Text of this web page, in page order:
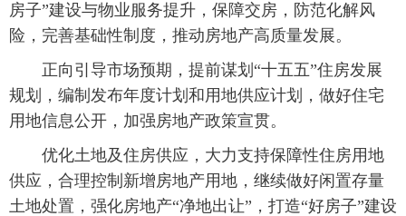
房子”建设与物业服务提升，保障交房，防范化解风
险，完善基础性制度，推动房地产高质量发展。
正向引导市场预期，提前谋划“十五五”住房发展
规划，编制发布年度计划和用地供应计划，做好住宅
用地信息公开，加强房地产政策宣贯。
优化土地及住房供应，大力支持保障性住房用地
供应，合理控制新增房地产用地，继续做好闲置存量
土地处置，强化房地产“净地出让”，打造“好房子”建设